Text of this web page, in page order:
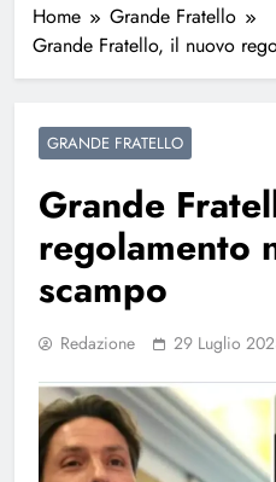
Home
Grande Fratello
Grande Fratello, il nuovo
GRANDE FRATELLO
Grande
regolamento
scampo
Redazione 29 Luglio